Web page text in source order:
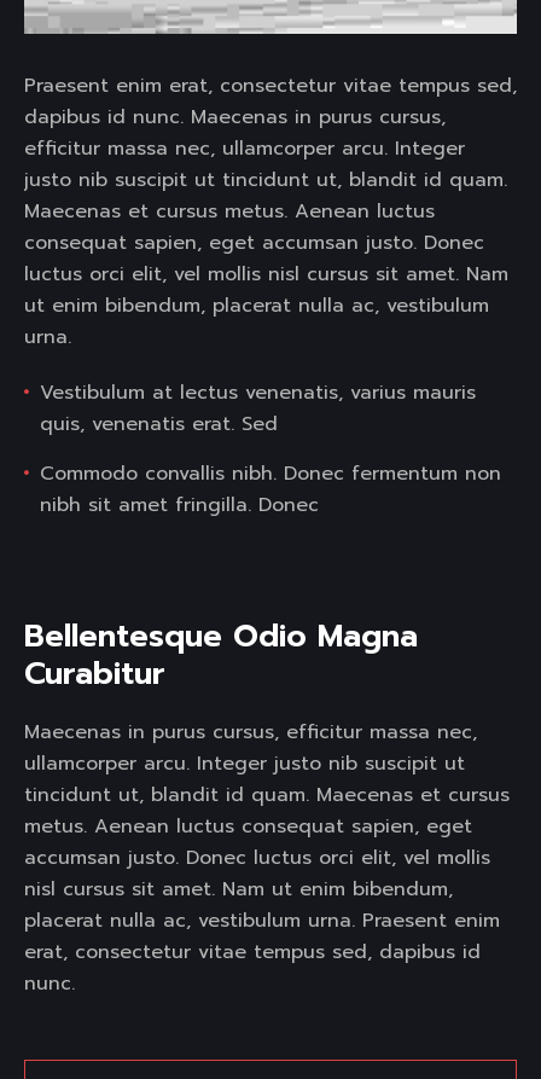
Praesent enim erat, consectetur vitae tempus sed,
dapibus id nunc. Maecenas in purus cursus,
efficitur massa nec, ullamcorper arcu. Integer
justo nib suscipit ut tincidunt ut, blandit id quam.
Maecenas et cursus metus. Aenean luctus
consequat sapien, eget accumsan justo. Donec
luctus orci elit, vel mollis nisl cursus sit amet. Nam
ut enim bibendum, placerat nulla ac, vestibulum
urna.
Vestibulum at lectus venenatis, varius mauris
quis, venenatis erat. Sed
Commodo convallis nibh. Donec fermentum non
nibh sit amet fringilla. Donec
Bellentesque Odio Magna
Curabitur
Maecenas in purus cursus, efficitur massa nec,
ullamcorper arcu. Integer justo nib suscipit ut
tincidunt ut, blandit id quam. Maecenas et cursus
metus. Aenean luctus consequat sapien, eget
accumsan justo. Donec luctus orci elit, vel mollis
nisl cursus sit amet. Nam ut enim bibendum,
placerat nulla ac, vestibulum urna. Praesent enim
erat, consectetur vitae tempus sed, dapibus id
nunc.